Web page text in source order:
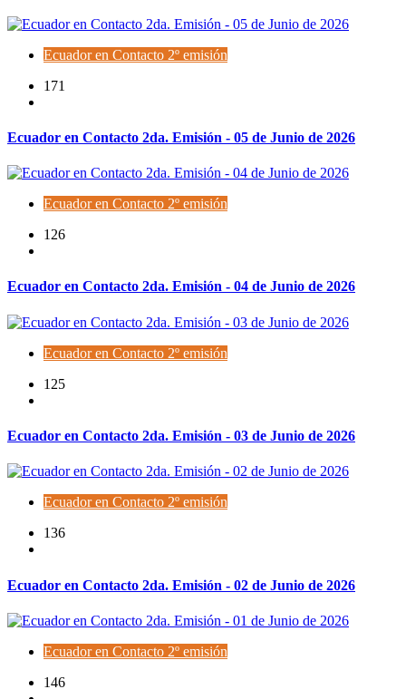
Ecuador en Contacto 2º emisión
171
Ecuador en Contacto 2da. Emisión - 05 de Junio de 2026
Ecuador en Contacto 2º emisión
126
Ecuador en Contacto 2da. Emisión - 04 de Junio de 2026
Ecuador en Contacto 2º emisión
125
Ecuador en Contacto 2da. Emisión - 03 de Junio de 2026
Ecuador en Contacto 2º emisión
136
Ecuador en Contacto 2da. Emisión - 02 de Junio de 2026
Ecuador en Contacto 2º emisión
146